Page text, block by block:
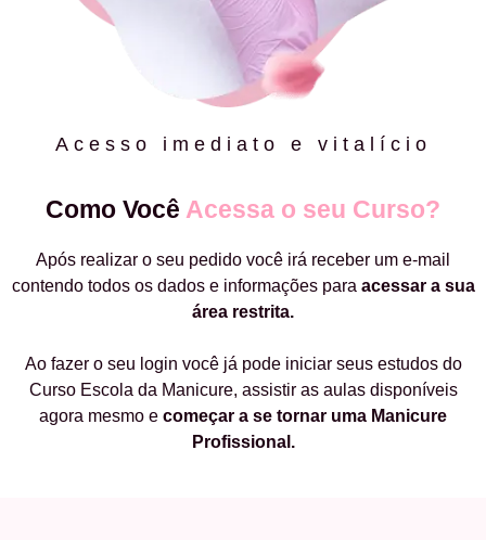
Acesso imediato e vitalício
Como Você Acessa o seu Curso?
Após realizar o seu pedido você irá receber um e-mail
contendo todos os dados e informações para acessar a sua
área restrita.
Ao fazer o seu login você já pode iniciar seus estudos do
Curso Escola da Manicure, assistir as aulas disponíveis
agora mesmo e começar a se tornar uma Manicure
Profissional.